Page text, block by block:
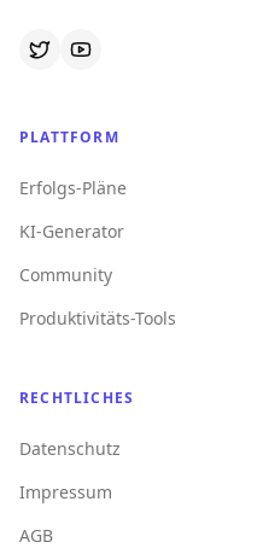
PLATTFORM
Erfolgs-Pläne
KI-Generator
Community
Produktivitäts-Tools
RECHTLICHES
Datenschutz
Impressum
AGB